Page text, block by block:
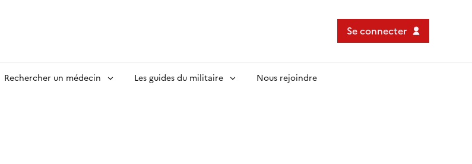
Se connecter
Rechercher un médecin Les guides du militaire Nous rejoindre